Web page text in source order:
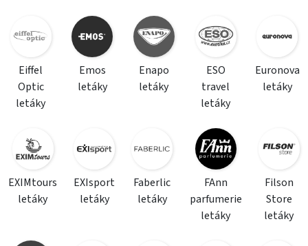
Eiffel
Optic
letáky
Emos
letáky
Enapo
letáky
ESO
travel
letáky
Euronova
letáky
EXIMtours
letáky
EXIsport
letáky
Faberlic
letáky
FAnn
parfumerie
letáky
Filson
Store
letáky